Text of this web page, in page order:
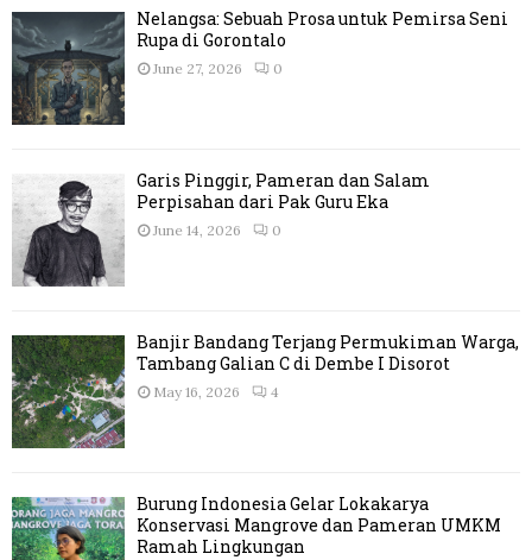
Nelangsa: Sebuah Prosa untuk Pemirsa Seni
Rupa di Gorontalo
June 27, 2026 0
Garis Pinggir, Pameran dan Salam
Perpisahan dari Pak Guru Eka
June 14, 2026 0
Banjir Bandang Terjang Permukiman Warga,
Tambang Galian C di Dembe I Disorot
May 16, 2026 4
Burung Indonesia Gelar Lokakarya
Konservasi Mangrove dan Pameran UMKM
Ramah Lingkungan